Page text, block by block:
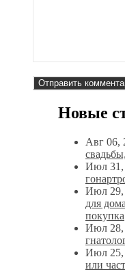
Новые
Авг 06,
Июл 31,
Июл 29,
для
покупка
Июл 28,
Июл 25,
или